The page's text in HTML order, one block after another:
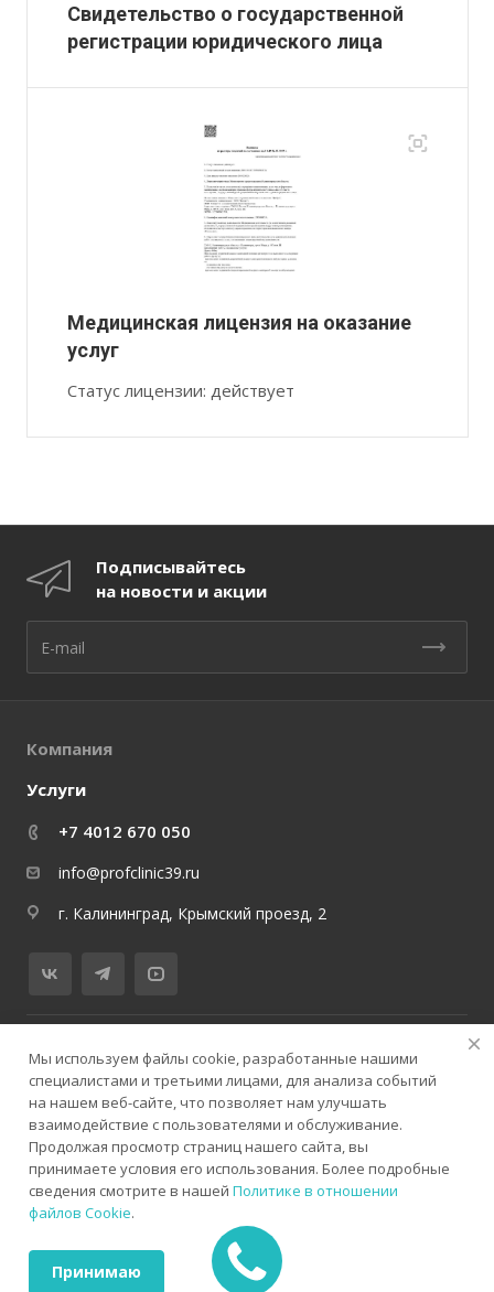
Свидетельство о государственной
регистрации юридического лица
Медицинская лицензия на оказание
услуг
Статус лицензии: действует
Подписывайтесь
на новости и акции
Компания
Услуги
+7 4012 670 050
info@profclinic39.ru
г. Калининград, Крымский проезд, 2
Политика конфиденциальности
Версия для слабовидящих
Карта сайта
ИМЕЮТСЯ ПРОТИВОПОКАЗАНИЯ. НЕОБХОДИМА
КОНСУЛЬТАЦИЯ СПЕЦИАЛИСТА
Мы используем файлы cookie, разработанные нашими
специалистами и третьими лицами, для анализа событий
на нашем веб-сайте, что позволяет нам улучшать
взаимодействие с пользователями и обслуживание.
Продолжая просмотр страниц нашего сайта, вы
принимаете условия его использования. Более подробные
сведения смотрите в нашей Политике в отношении
файлов Cookie.
Принимаю